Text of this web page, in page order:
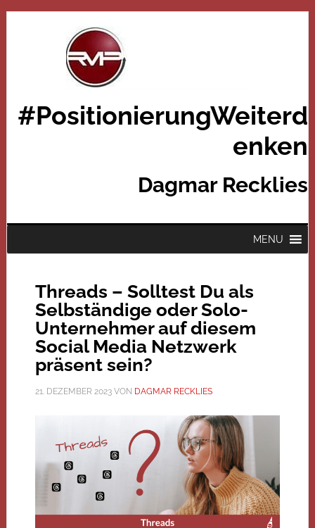
#PositionierungWeiterd
enken
Dagmar Recklies
MENU
Threads – Solltest Du als
Selbständige oder Solo-
Unternehmer auf diesem
Social Media Netzwerk
präsent sein?
21. DEZEMBER 2023VON DAGMAR RECKLIES